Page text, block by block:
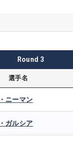
Round 3
選手名
ニーマン
ガルシア